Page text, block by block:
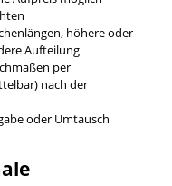
höhere oder
Aufteilung
per
nach der
oder Umtausch